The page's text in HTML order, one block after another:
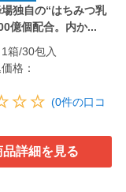
独自の“はちみつ乳
億個配合。内か...
箱/30包入
格：
(0件の口コ
品詳細を見る